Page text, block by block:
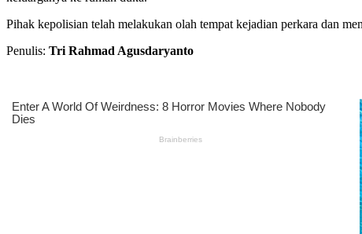
Pihak kepolisian telah melakukan olah tempat kejadian perkara dan
Penulis: Tri Rahmad Agusdaryanto